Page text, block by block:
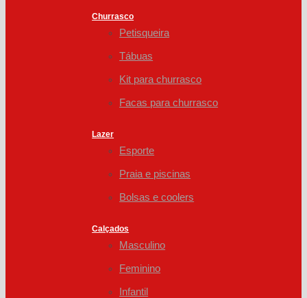
Churrasco
Petisqueira
Tábuas
Kit para churrasco
Facas para churrasco
Lazer
Esporte
Praia e piscinas
Bolsas e coolers
Calçados
Masculino
Feminino
Infantil